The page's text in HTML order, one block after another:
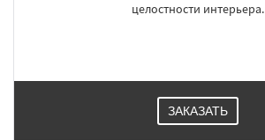
целостности интерьера.
ЗАКАЗАТЬ